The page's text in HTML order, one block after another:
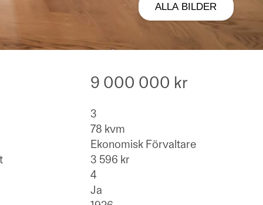
ALLA BILDER
9 000 000 kr
3
78 kvm
Ekonomisk Förvaltare
3 596 kr
4
Ja